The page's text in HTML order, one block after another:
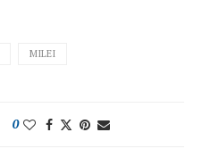
MILEI
0